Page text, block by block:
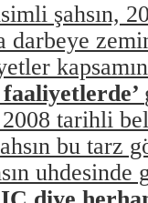
şahsın,
darbeye
tarihli
bu tarz
uhdesinde